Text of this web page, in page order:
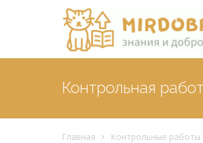
Контрольная
Главная Контрольные работы